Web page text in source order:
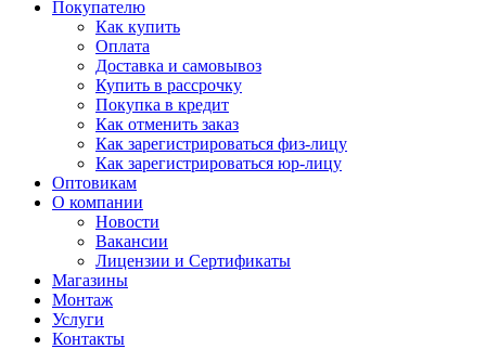
Покупателю
Как купить
Оплата
Доставка и самовывоз
Купить в рассрочку
Покупка в кредит
Как отменить заказ
Как зарегистрироваться физ-лицу
Как зарегистрироваться юр-лицу
Оптовикам
О компании
Новости
Вакансии
Лицензии и Сертификаты
Магазины
Монтаж
Услуги
Контакты